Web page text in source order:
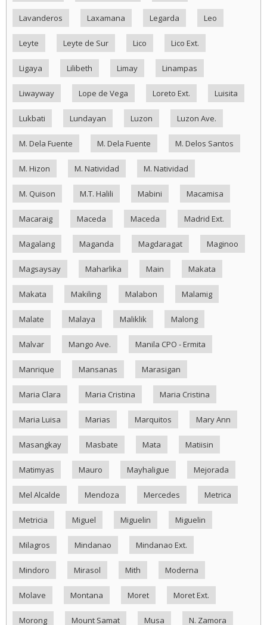
Lavanderos Laxamana Legarda Leo
Leyte Leyte de Sur Lico Lico Ext.
Ligaya Lilibeth Limay Linampas
Liwayway Lope de Vega Loreto Ext. Luisita
Lukbati Lundayan Luzon Luzon Ave.
M. Dela Fuente M. Dela Fuente M. Delos Santos
M. Hizon M. Natividad M. Natividad
M. Quison M.T. Halili Mabini Macamisa
Macaraig Maceda Maceda Madrid Ext.
Magalang Maganda Magdaragat Maginoo
Magsaysay Maharlika Main Makata
Makata Makiling Malabon Malamig
Malate Malaya Maliklik Malong
Malvar Mango Ave. Manila CPO - Ermita
Manrique Mansanas Marasigan
Maria Clara Maria Cristina Maria Cristina
Maria Luisa Marias Marquitos Mary Ann
Masangkay Masbate Mata Matiisin
Matimyas Mauro Mayhaligue Mejorada
Mel Alcalde Mendoza Mercedes Metrica
Metricia Miguel Miguelin Miguelin
Milagros Mindanao Mindanao Ext.
Mindoro Mirasol Mith Moderna
Molave Montana Moret Moret Ext.
Morong Mount Samat Musa N. Zamora